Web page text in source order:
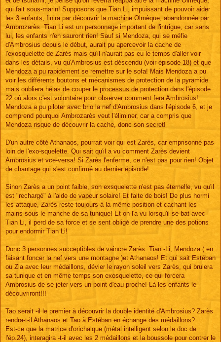
qui fait sous-marin! Supposons que Tian Li, impuissant de pouvoir aider
les 3 enfants, finira par découvrir la machine Olmèque, abandonnée par
Ambrozarès. Tian Li est un personnage important de l'intrigue, car sans
lui, les enfants n'en sauront rien! Sauf si Mendoza, qui se méfie
d'Ambrosius depuis le début, aurait pu apercevoir la cache de
l'exosquelette de Zarès mais qu'il n'aurait pas eu le temps d'aller voir
dans les détails, vu qu'Ambrosius est déscendu (voir épisode 18) et que
Mendoza a pu rapidement se remettre sur le sofa! Mais Mendoza a pu
voir les différents boutons et mécanismes de protection de la pyramide
mais oubliera hélas de couper le processus de protection dans l'épisode
22 où alors c'est volontaire pour observer comment fera Ambrosius!
Mendoza a pu piloter avec brio la nef d'Ambrosius dans l'épisode 6, et je
comprend pourquoi Ambrozarès veut l'éliminer, car a compris que
Mendoza risque de découvrir la cache, donc son secret!
D'un autre côté Athanaos, pourrait voir qui est Zarès, car emprisonné pas
loin de l'exo-squelette. Qui sait qu'il a vu comment Zarès devient
Ambrosius et vce-versa! Si Zarès l'enferme, ce n'est pas pour rien! Objet
de chantage qui s'est confirmé au dernier épisode!
Sinon Zarès a un point faible, son exsquelette n'est pas éternelle, vu qu'il
est "rechargé" à l'aide de vapeur solaire! Et faite de bois! De plus hormi
les attaque, Zarès reste toujours à la même position et cachant les
mains sous le manche de sa tunique! Et on l'a vu lorsqu'il se bat avec
Tian Li, il perd de sa force et se sent obligé de prendre une des potions
pour endormir Tian Li!
Donc 3 personnes succeptibles de vaincre Zarès: Tian -Li, Mendoza ( en
faisant foncer la nef vers une montagne )et Athanaos! Et qui sait Estéban
ou Zia avec leur médaillons, dévier le rayon soleil vers Zarès, qui brulera
sa tunique et en même temps son exosquelette, ce qui forcera
Ambrosius de se jeter vers un point d'eau proche! Là les enfants le
découvriront!!!
Tao serait -il le premier à découvrir la double identité d'Ambrosius? Zarès
rendra-t-il Athanaos et Tao à Estéban en échange des médaillons?
Est-ce que la matrice d'orichalque (métal intelligent selon le doc de
l'ép.24), interagira -t-il avec les 2 médaillons et la boussole pour contrer le